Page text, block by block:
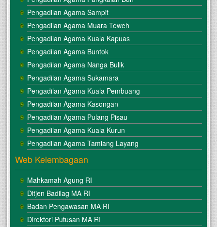
Pengadilan Agama Sampit
Pengadilan Agama Muara Teweh
Pengadilan Agama Kuala Kapuas
Pengadilan Agama Buntok
Pengadilan Agama Nanga Bulik
Pengadilan Agama Sukamara
Pengadilan Agama Kuala Pembuang
Pengadilan Agama Kasongan
Pengadilan Agama Pulang Pisau
Pengadilan Agama Kuala Kurun
Pengadilan Agama Tamiang Layang
Web Kelembagaan
Mahkamah Agung RI
Ditjen Badilag MA RI
Badan Pengawasan MA RI
Direktori Putusan MA RI